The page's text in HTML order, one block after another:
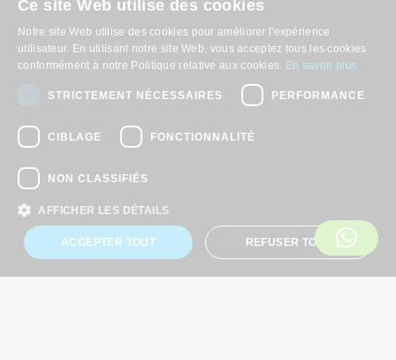
Infrastructure
Blog
De la Vision à la Réalité : Comment l’Évolution du Haut Débit
APWireless
Utilisation et fonctionnement des antennes de téléphonie
Ce site Web utilise des cookies
Notre site Web utilise des cookies pour améliorer l'expérience
utilisateur. En utilisant notre site Web, vous acceptez tous les cookies
conformément à notre Politique relative aux cookies. En savoir plus
STRICTEMENT NÉCESSAIRES PERFORMANCE
CIBLAGE FONCTIONNALITÉ
NON CLASSIFIÉS
AFFICHER LES DÉTAILS
ACCEPTER TOUT REFUSER TOUT